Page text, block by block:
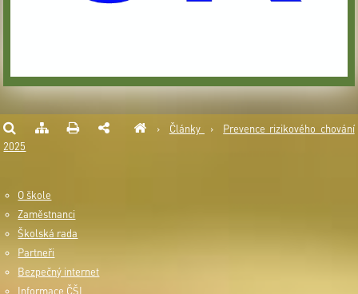
› Články ›
Prevence rizikového chování
2025
O škole
Zaměstnanci
Školská rada
Partneři
Bezpečný internet
Informace ČŠI